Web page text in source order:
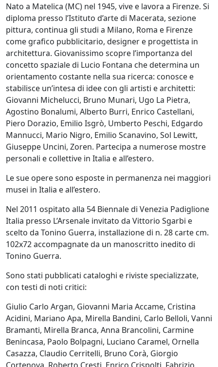
Mattia
Barone
Maria
Basile
Giuliana
Bellini
Franco
Beraldo
Augusto
Bianchet
Riccardo
Boesso
Ivana
Walter
Bortolossi
Nato a Matelica (MC) nel 1945, vive e lavora a Firenze. Si
diploma presso l’Istituto d’arte di Macerata, sezione
pittura, continua gli studi a Milano, Roma e Firenze
come grafico pubblicitario, designer e progettista in
architettura. Giovanissimo scopre l’importanza del
concetto spaziale di Lucio Fontana che determina un
orientamento costante nella sua ricerca: conosce e
stabilisce un’intesa di idee con gli artisti e architetti:
Giovanni Michelucci, Bruno Munari, Ugo La Pietra,
Agostino Bonalumi, Alberto Burri, Enrico Castellani,
Piero Dorazio, Emilio Isgrò, Umberto Peschi, Edgardo
Mannucci, Mario Nigro, Emilio Scanavino, Sol Lewitt,
Giuseppe Uncini, Zoren. Partecipa a numerose mostre
personali e collettive in Italia e all’estero.
Le sue opere sono esposte in permanenza nei maggiori
musei in Italia e all’estero.
Nel 2011 ospitato alla 54 Biennale di Venezia Padiglione
Italia presso L’Arsenale invitato da Vittorio Sgarbi e
scelto da Tonino Guerra, installazione di n. 28 carte cm.
102x72 accompagnate da un manoscritto inedito di
Tonino Guerra.
Sono stati pubblicati cataloghi e riviste specializzate,
con testi di noti critici:
Giulio Carlo Argan, Giovanni Maria Accame, Cristina
Acidini, Mariano Apa, Mirella Bandini, Carlo Belloli, Vanni
Bramanti, Mirella Branca, Anna Brancolini, Carmine
Benincasa, Paolo Bolpagni, Luciano Caramel, Ornella
Casazza, Claudio Cerritelli, Bruno Corà, Giorgio
Cortenova, Roberto Cresti, Enrico Crispolti, Fabrizio